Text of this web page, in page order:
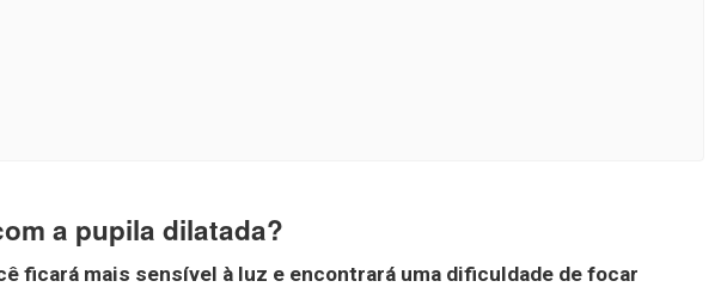
a pupila dilatada?
ficará mais sensível à luz e encontrará uma dificuldade de focar